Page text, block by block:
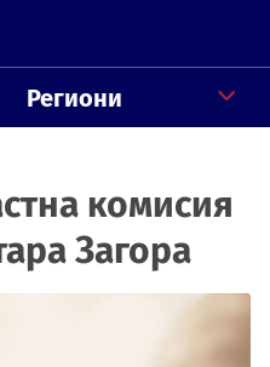
Региони
комисия
Загора